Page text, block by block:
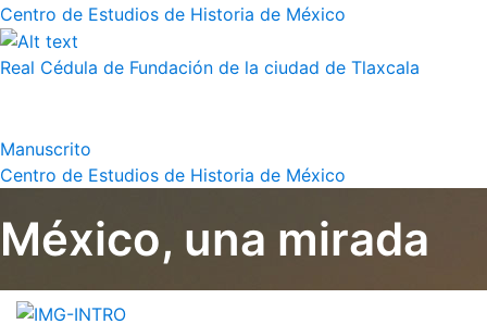
Centro de Estudios de Historia de México
Real Cédula de Fundación de la ciudad de Tlaxcala
Manuscrito
Centro de Estudios de Historia de México
México, una mirada